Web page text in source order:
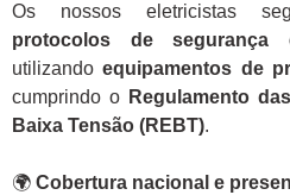
Os nossos eletricistas
protocolos de segurança
utilizandoequipamentos de
cumprindo o Regulamento
Baixa Tensão (REBT).
🌍 Cobertura nacional e